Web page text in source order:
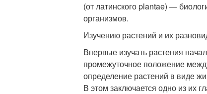
(от латинского plantae) —
организмов.
Изучению растений и их
Впервые изучать растения
промежуточное положение
определение растений в виде
В этом заключается одно из их